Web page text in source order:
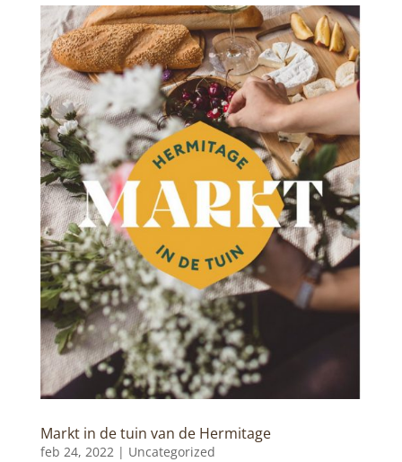
Markt in de tuin van de Hermitage
feb 24, 2022 | Uncategorized